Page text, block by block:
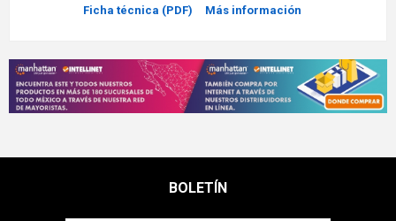
Ficha técnica (PDF) Más información
BOLETÍN